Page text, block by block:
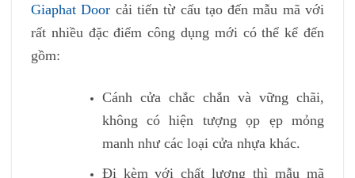
Giaphat Door cải tiến từ cấu tạo đến mẫu mã với
rất nhiều đặc điểm công dụng mới có thể kể đến
gồm:
Cánh cửa chắc chắn và vững chãi,
không có hiện tượng ọp ẹp mỏng
manh như các loại cửa nhựa khác.
Đi kèm với chất lượng thì mẫu mã